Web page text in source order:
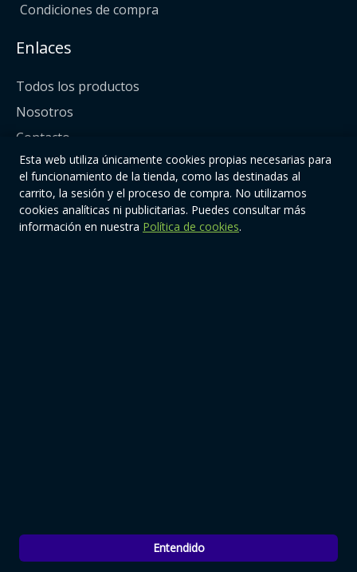
Condiciones de compra
Enlaces
Todos los productos
Nosotros
Contacto
Síguenos
Esta web utiliza únicamente cookies propias necesarias para
el funcionamiento de la tienda, como las destinadas al
carrito, la sesión y el proceso de compra. No utilizamos
cookies analíticas ni publicitarias. Puedes consultar más
información en nuestra Política de cookies.
Entendido